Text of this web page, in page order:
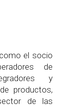
el socio
de
y
productos,
de las